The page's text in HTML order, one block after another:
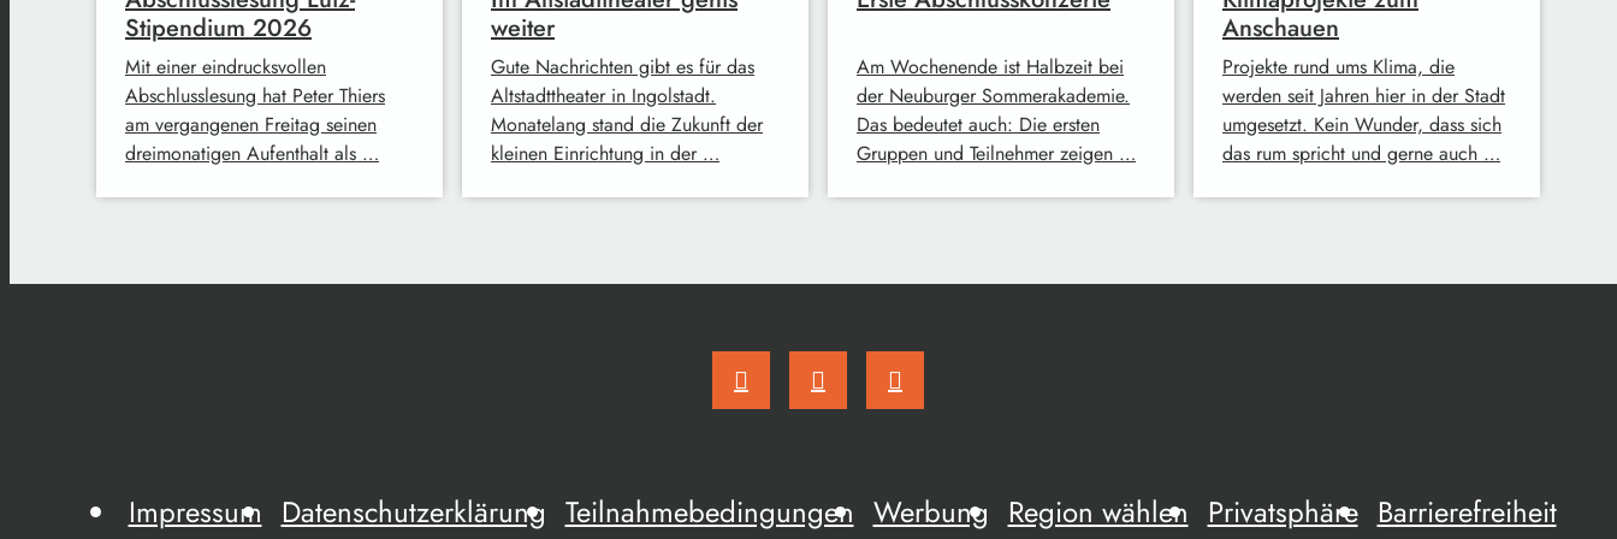
Stipendium 2026
Mit einer eindrucksvollen
Abschlusslesung hat Peter Thiers
am vergangenen Freitag seinen
dreimonatigen Aufenthalt als …
weiter
Gute Nachrichten gibt es für das
Altstadttheater in Ingolstadt.
Monatelang stand die Zukunft der
kleinen Einrichtung in der …
Am Wochenende ist Halbzeit bei
der Neuburger Sommerakademie.
Das bedeutet auch: Die ersten
Gruppen und Teilnehmer zeigen …
Anschauen
Projekte rund ums Klima, die
werden seit Jahren hier in der Stadt
umgesetzt. Kein Wunder, dass sich
das rum spricht und gerne auch …
Impressum Datenschutzerklärung Teilnahmebedingungen Werbung Region wählen Privatsphäre Barrierefreiheit